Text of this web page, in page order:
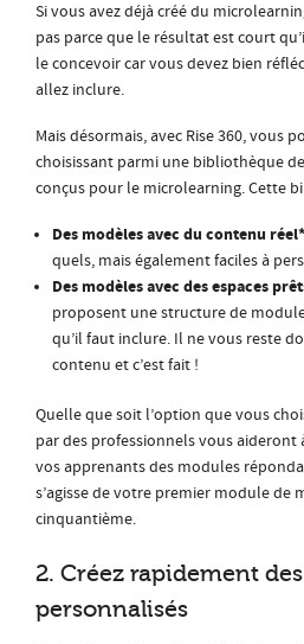
Si vous avez déjà créé du
pas parce que le résultat est court
le concevoir car vous devez bien
allez inclure.
Mais désormais, avec Rise 360, vous
choisissant parmi une bibliothèque
conçus pour le microlearning. Cette
Des modèles avec du contenu réel*
quels, mais également faciles à
Des modèles avec des espaces
proposent une structure de
qu’il faut inclure. Il ne vous reste
contenu et c’est fait !
Quelle que soit l’option que vous
par des professionnels vous
vos apprenants des modules
s’agisse de votre premier module de
cinquantième.
2. Créez rapidement
personnalisés